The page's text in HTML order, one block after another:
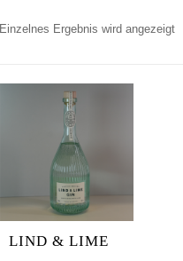
Einzelnes Ergebnis wird angezeigt
LIND & LIME